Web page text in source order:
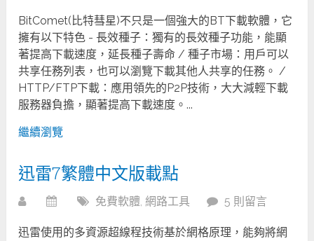
BitComet(比特彗星)不只是一個強大的BT下載軟體，它
擁有以下特色 - 長效種子：獨有的長效種子功能，能顯
著提高下載速度，延長種子壽命 / 種子市場：用戶可以
共享任務列表，也可以瀏覽下載其他人共享的任務。 /
HTTP/FTP下載：應用領先的P2P技術，大大減輕下載
服務器負擔，顯著提高下載速度。...
繼續瀏覽
迅雷7繁體中文版載點
免費軟體, 網路工具 5 則留言
迅雷使用的多資源超線程技術基於網格原理，能夠將網